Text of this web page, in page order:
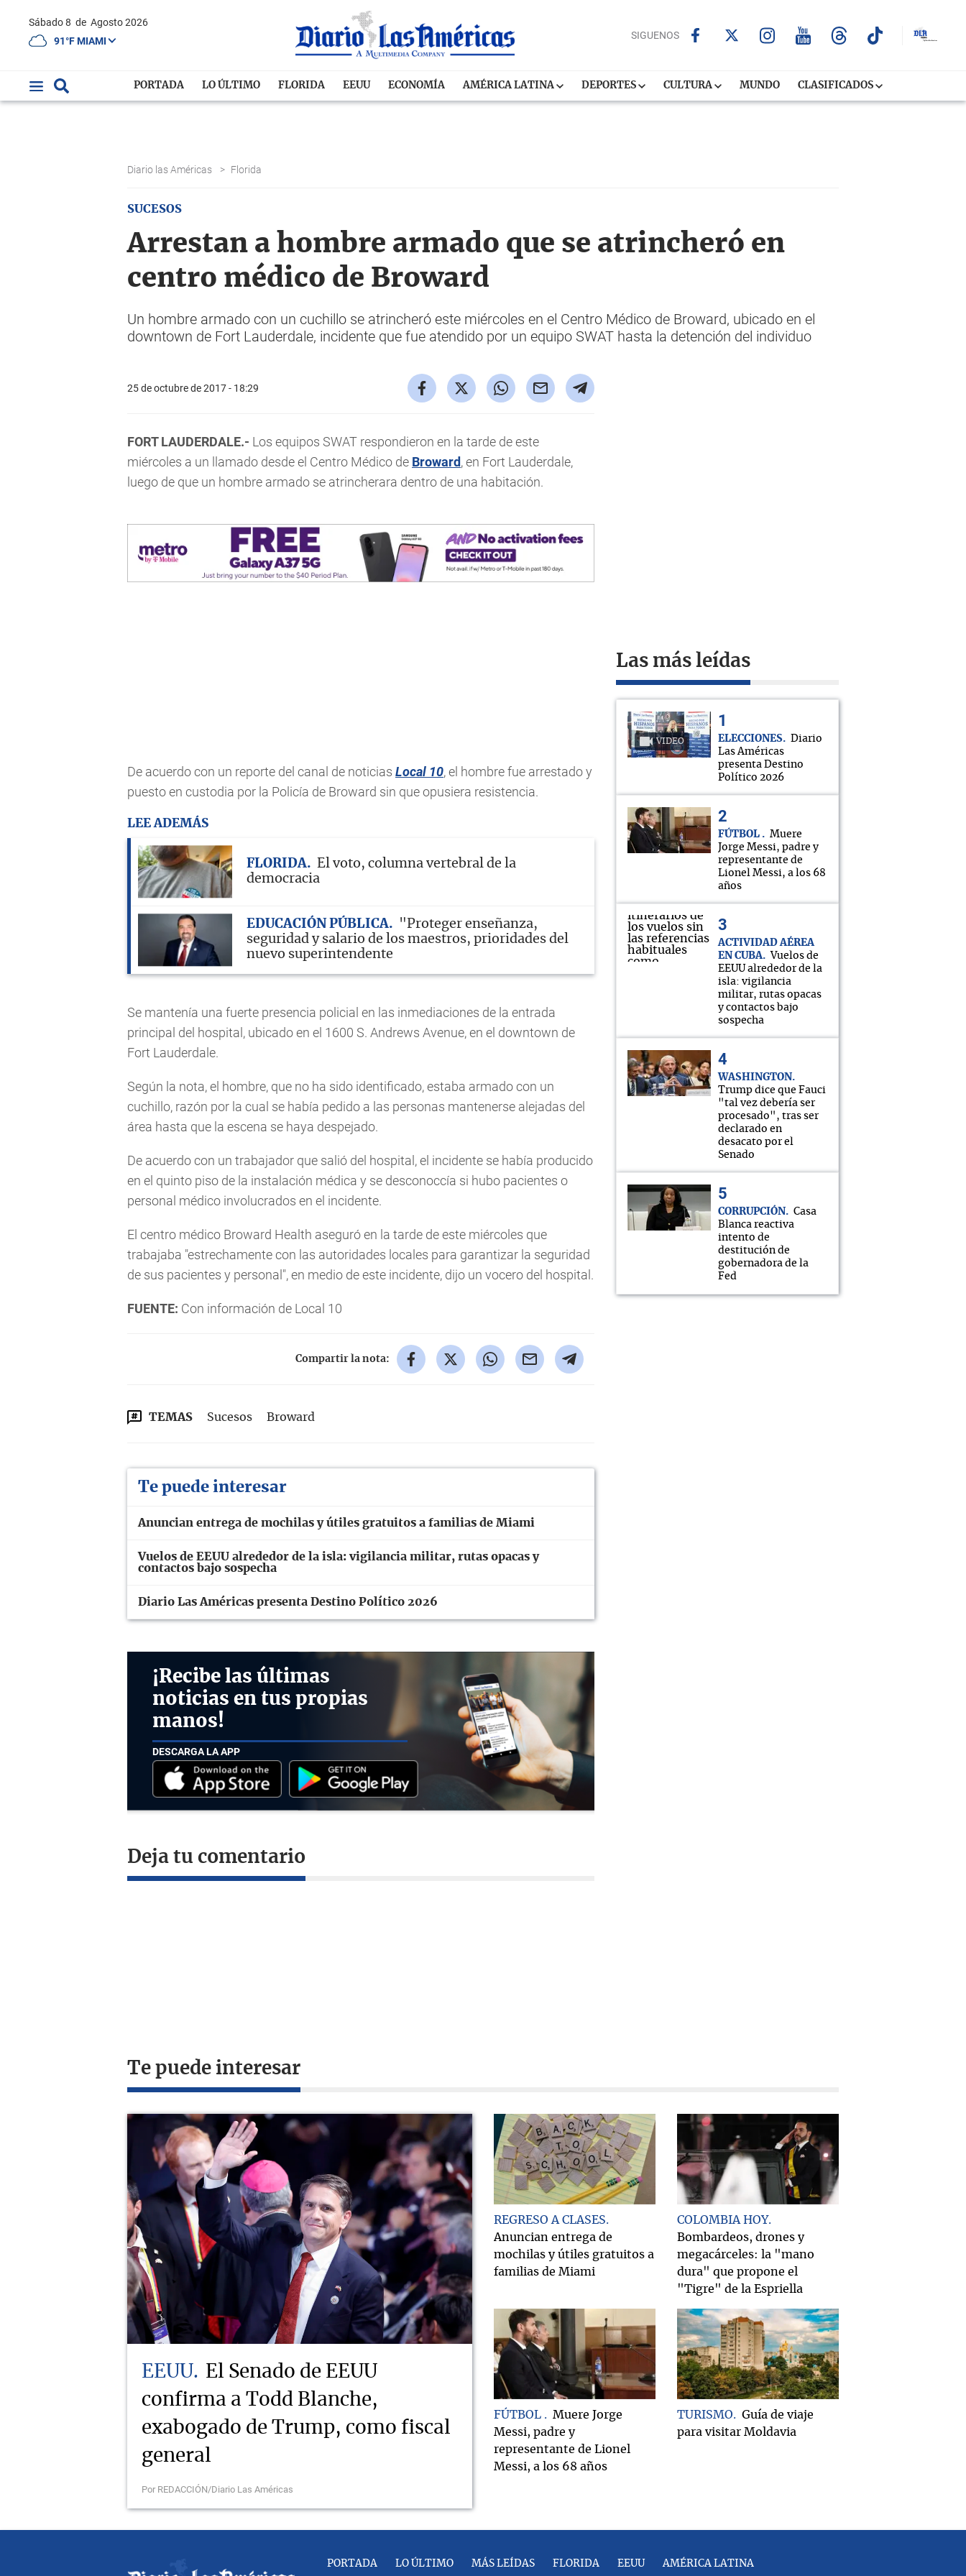
Sábado 8 de Agosto 2026
91°F MIAMI
SIGUENOS
PORTADA LO ÚLTIMO FLORIDA EEUU ECONOMÍA AMÉRICA LATINA DEPORTES CULTURA MUNDO CLASIFICADOS
Diario las Américas > Florida
SUCESOS
Arrestan a hombre armado que se atrincheró en
centro médico de Broward
Un hombre armado con un cuchillo se atrincheró este miércoles en el Centro Médico de Broward, ubicado en el
downtown de Fort Lauderdale, incidente que fue atendido por un equipo SWAT hasta la detención del individuo
25 de octubre de 2017 - 18:29
FORT LAUDERDALE.- Los equipos SWAT respondieron en la tarde de este
miércoles a un llamado desde el Centro Médico de Broward, en Fort Lauderdale,
luego de que un hombre armado se atrincherara dentro de una habitación.
De acuerdo con un reporte del canal de noticias Local 10, el hombre fue arrestado y
puesto en custodia por la Policía de Broward sin que opusiera resistencia.
LEE ADEMÁS
FLORIDA
El voto, columna vertebral de la
democracia
EDUCACIÓN PÚBLICA
"Proteger enseñanza,
seguridad y salario de los maestros, prioridades del
nuevo superintendente
Se mantenía una fuerte presencia policial en las inmediaciones de la entrada
principal del hospital, ubicado en el 1600 S. Andrews Avenue, en el downtown de
Fort Lauderdale.
Según la nota, el hombre, que no ha sido identificado, estaba armado con un
cuchillo, razón por la cual se había pedido a las personas mantenerse alejadas del
área hasta que la escena se haya despejado.
De acuerdo con un trabajador que salió del hospital, el incidente se había producido
en el quinto piso de la instalación médica y se desconoccía si hubo pacientes o
personal médico involucrados en el incidente.
El centro médico Broward Health aseguró en la tarde de este miércoles que
trabajaba "estrechamente con las autoridades locales para garantizar la seguridad
de sus pacientes y personal", en medio de este incidente, dijo un vocero del hospital.
FUENTE: Con información de Local 10
Compartir la nota:
TEMAS Sucesos Broward
Te puede interesar
Anuncian entrega de mochilas y útiles gratuitos a familias de Miami
Vuelos de EEUU alrededor de la isla: vigilancia militar, rutas opacas y
contactos bajo sospecha
Diario Las Américas presenta Destino Político 2026
¡Recibe las últimas
noticias en tus propias
manos!
DESCARGA LA APP
Deja tu comentario
Las más leídas
VIDEO ELECCIONES
Diario
Las Américas
presenta Destino
Político 2026
FÚTBOL
Muere
Jorge Messi, padre y
representante de
Lionel Messi, a los 68
años
ACTIVIDAD AÉREA
EN CUBA
Vuelos de
EEUU alrededor de la
isla: vigilancia
militar, rutas opacas
y contactos bajo
sospecha
WASHINGTON
Trump dice que Fauci
"tal vez debería ser
procesado", tras ser
declarado en
desacato por el
Senado
CORRUPCIÓN
Casa
Blanca reactiva
intento de
destitución de
gobernadora de la
Fed
Te puede interesar
EEUU
El Senado de EEUU
confirma a Todd Blanche,
exabogado de Trump, como fiscal
general
Por REDACCIÓN/Diario Las Américas
REGRESO A CLASES
Anuncian entrega de
mochilas y útiles gratuitos a
familias de Miami
COLOMBIA HOY
Bombardeos, drones y
megacárceles: la "mano
dura" que propone el
"Tigre" de la Espriella
FÚTBOL
Muere Jorge
Messi, padre y
representante de Lionel
Messi, a los 68 años
TURISMO
Guía de viaje
para visitar Moldavia
PORTADA LO ÚLTIMO MÁS LEÍDAS FLORIDA EEUU AMÉRICA LATINA